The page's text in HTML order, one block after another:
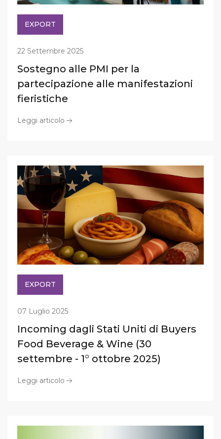
EXPORT
22 Settembre 2025
Sostegno alle PMI per la
partecipazione alle manifestazioni
fieristiche
Leggi articolo
EXPORT
07 Luglio 2025
Incoming dagli Stati Uniti di Buyers
Food Beverage & Wine (30
settembre - 1° ottobre 2025)
Leggi articolo